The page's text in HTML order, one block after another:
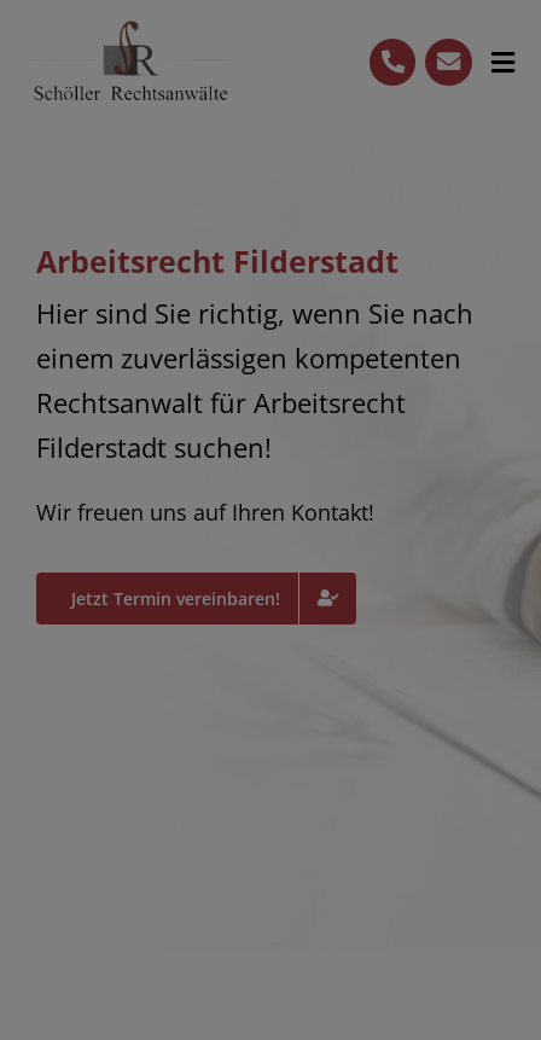
content
Leistungen
(0711) 722091-80
Termin vereinbaren
Arbeitsrecht Filderstadt
Hier sind Sie richtig, wenn Sie nach
einem zuverlässigen kompetenten
Rechtsanwalt für Arbeitsrecht
Filderstadt suchen!
Wir freuen uns auf Ihren Kontakt!
Jetzt Termin vereinbaren!